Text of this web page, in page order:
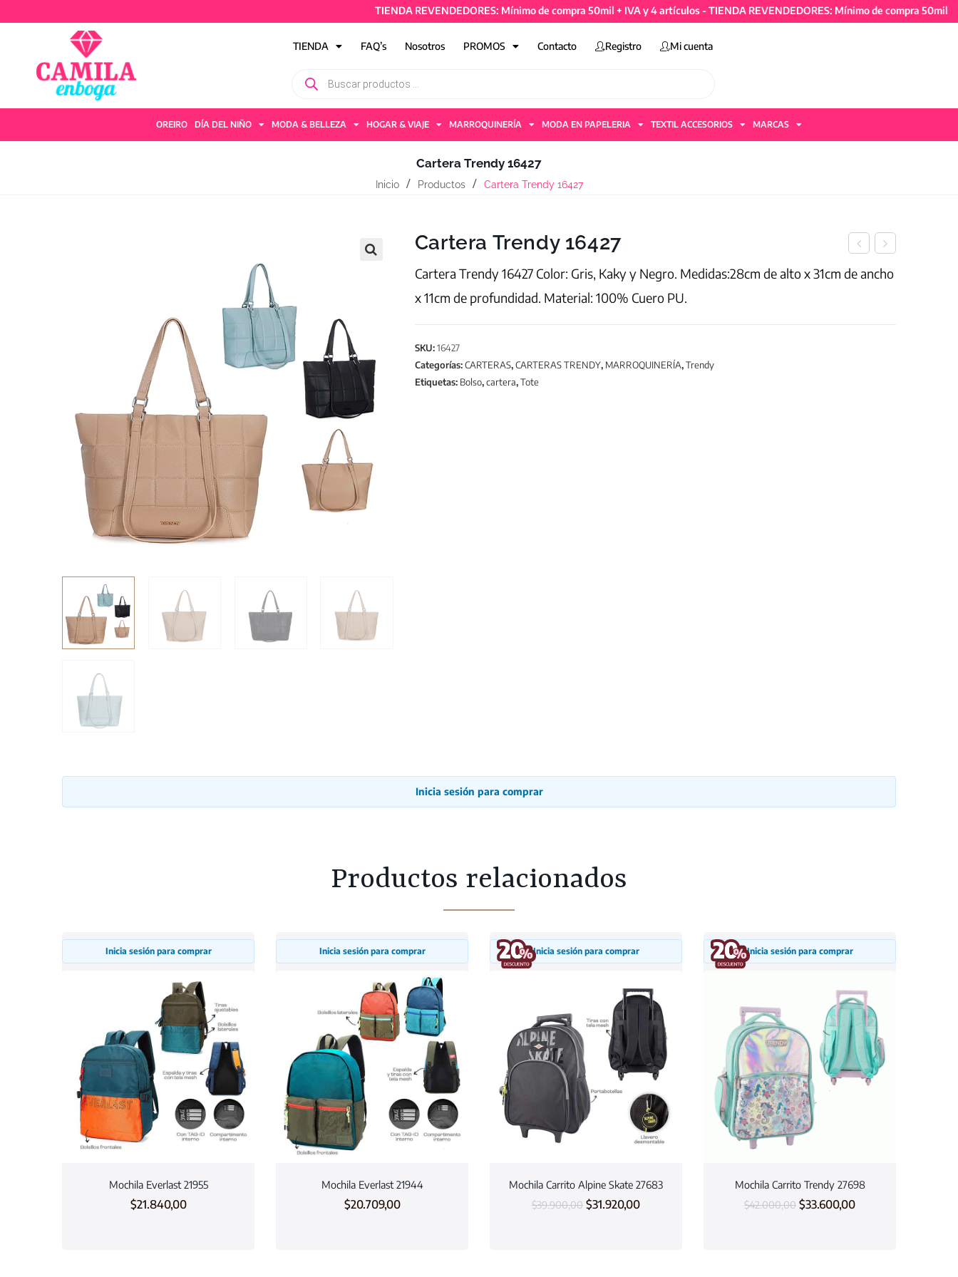
TIENDA REVENDEDORES: Mínimo de compra 50mil + IVA y 4 artículos - TIENDA REVENDEDORES: Mínimo de compra 50mil +
TIENDA FAQ’s Nosotros PROMOS Contacto Registro Mi cuenta
OREIRO DÍA DEL NIÑO MODA & BELLEZA HOGAR & VIAJE MARROQUINERÍA MODA EN PAPELERIA TEXTIL ACCESORIOS MARCAS
Cartera Trendy 16427
Inicio Productos Cartera Trendy 16427
Cartera Trendy 16427
Cartera Trendy 16427 Color: Gris, Kaky y Negro. Medidas:28cm de alto x 31cm de ancho
x 11cm de profundidad. Material: 100% Cuero PU.
SKU:16427
Categorías:CARTERAS,CARTERAS TRENDY, MARROQUINERÍA,Trendy
Etiquetas: Bolso,cartera,Tote
Inicia sesión para comprar
Productos relacionados
Inicia sesión para comprar
Mochila Everlast 21955
$21.840,00
Inicia sesión para comprar
Mochila Everlast 21944
$20.709,00
Inicia sesión para comprar
Mochila Carrito Alpine Skate 27683
$39.900,00 $31.920,00
Inicia sesión para comprar
Mochila Carrito Trendy 27698
$42.000,00 $33.600,00